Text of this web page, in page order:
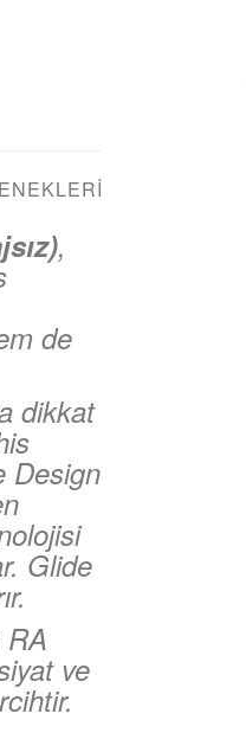
,
de
dikkat
Design
Glide
RA
ve